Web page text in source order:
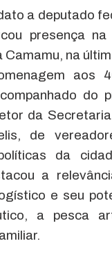
a deputado
presença
Camamu, na
aos
do
da
de
da
a
e seu
a pesca